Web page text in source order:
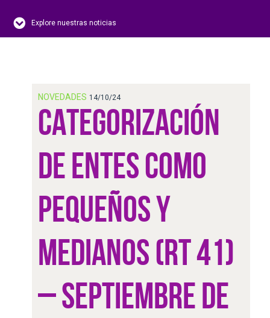
Explore nuestras noticias
NOVEDADES 14/10/24
CATEGORIZACIÓN
DE ENTES COMO
PEQUEÑOS Y
MEDIANOS (RT 41)
– SEPTIEMBRE DE